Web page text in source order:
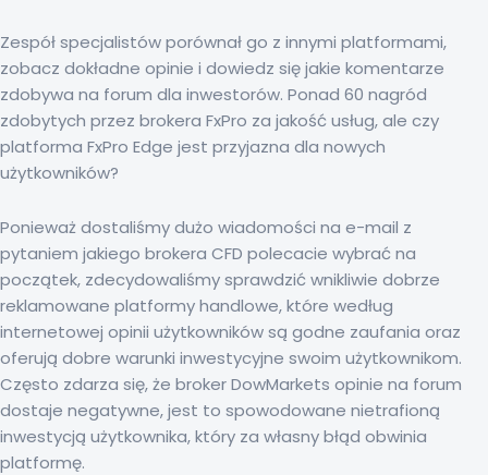
Zespół specjalistów porównał go z innymi platformami,
zobacz dokładne opinie i dowiedz się jakie komentarze
zdobywa na forum dla inwestorów. Ponad 60 nagród
zdobytych przez brokera FxPro za jakość usług, ale czy
platforma FxPro Edge jest przyjazna dla nowych
użytkowników?
Ponieważ dostaliśmy dużo wiadomości na e-mail z
pytaniem jakiego brokera CFD polecacie wybrać na
początek, zdecydowaliśmy sprawdzić wnikliwie dobrze
reklamowane platformy handlowe, które według
internetowej opinii użytkowników są godne zaufania oraz
oferują dobre warunki inwestycyjne swoim użytkownikom.
Często zdarza się, że broker DowMarkets opinie na forum
dostaje negatywne, jest to spowodowane nietrafioną
inwestycją użytkownika, który za własny błąd obwinia
platformę.